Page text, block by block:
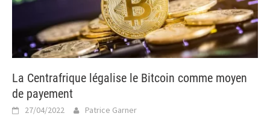
La Centrafrique légalise le Bitcoin comme moyen
de payement
27/04/2022 Patrice Garner